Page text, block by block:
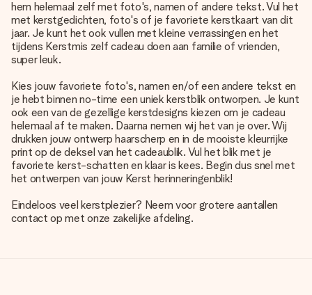
hem helemaal zelf met foto's, namen of andere tekst. Vul het
met kerstgedichten, foto's of je favoriete kerstkaart van dit
jaar. Je kunt het ook vullen met kleine verrassingen en het
tijdens Kerstmis zelf cadeau doen aan familie of vrienden,
super leuk.
Kies jouw favoriete foto's, namen en/of een andere tekst en
je hebt binnen no-time een uniek kerstblik ontworpen. Je kunt
ook een van de gezellige kerstdesigns kiezen om je cadeau
helemaal af te maken. Daarna nemen wij het van je over. Wij
drukken jouw ontwerp haarscherp en in de mooiste kleurrijke
print op de deksel van het cadeaublik. Vul het blik met je
favoriete kerst-schatten en klaar is kees. Begin dus snel met
het ontwerpen van jouw Kerst herinneringenblik!
Eindeloos veel kerstplezier? Neem voor grotere aantallen
contact op met onze zakelijke afdeling.